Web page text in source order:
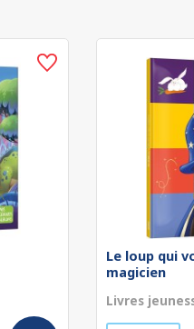
Le loup qui
magicien
Livres